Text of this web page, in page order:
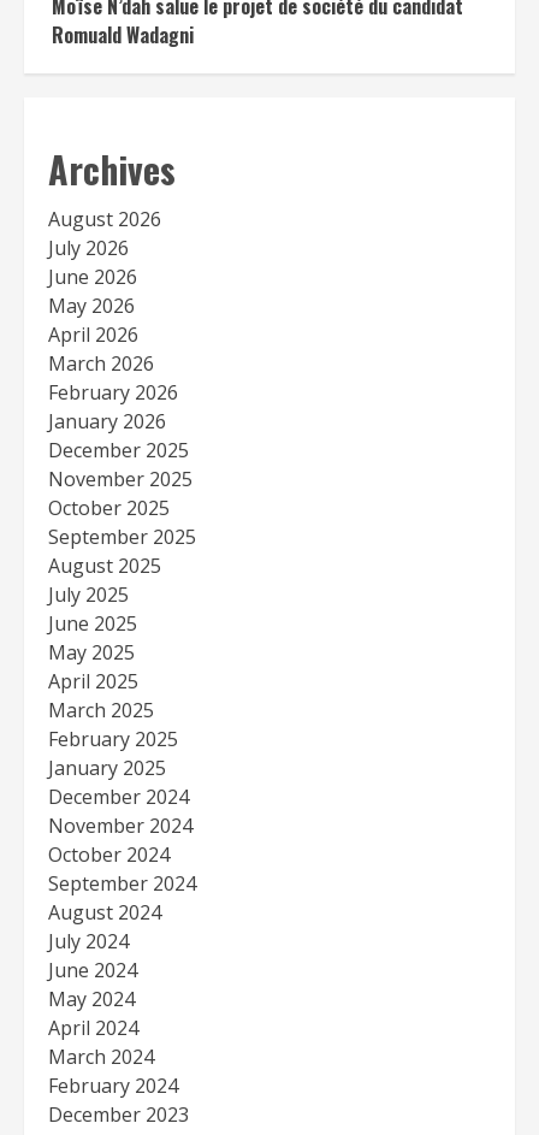
Moïse N’dah salue le projet de société du candidat
Romuald Wadagni
Archives
August 2026
July 2026
June 2026
May 2026
April 2026
March 2026
February 2026
January 2026
December 2025
November 2025
October 2025
September 2025
August 2025
July 2025
June 2025
May 2025
April 2025
March 2025
February 2025
January 2025
December 2024
November 2024
October 2024
September 2024
August 2024
July 2024
June 2024
May 2024
April 2024
March 2024
February 2024
December 2023